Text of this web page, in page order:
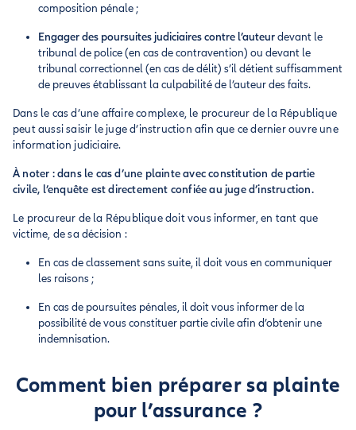
composition pénale ;
Engager des poursuites judiciaires contre l’auteurdevant le
tribunal de police (en cas de contravention) ou devant le
tribunal correctionnel (en cas de délit) s’il détient suffisamment
de preuves établissant la culpabilité de l’auteur des faits.
Dans le cas d’une affaire complexe, le procureur de la République
peut aussi saisir le juge d’instruction afin que ce dernier ouvre une
information judiciaire.
À noter : dans le cas d’une plainte avec constitution de partie
civile, l’enquête est directement confiée au juge d’instruction.
Le procureur de la République doit vous informer, en tant que
victime, de sa décision :
En cas de classement sans suite, il doit vous en communiquer
les raisons ;
En cas de poursuites pénales, il doit vous informer de la
possibilité de vous constituer partie civile afin d’obtenir une
indemnisation.
Comment bien préparer sa plainte
pour l’assurance ?